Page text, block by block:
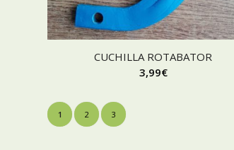
CUCHILLA ROTABATOR
3,99€
1 2 3